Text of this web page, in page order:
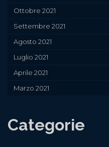
Ottobre 2021
Settembre 2021
Agosto 2021
Luglio 2021
Aprile 2021
Marzo 2021
Categorie